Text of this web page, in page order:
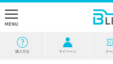
購入方法 マイページ クー